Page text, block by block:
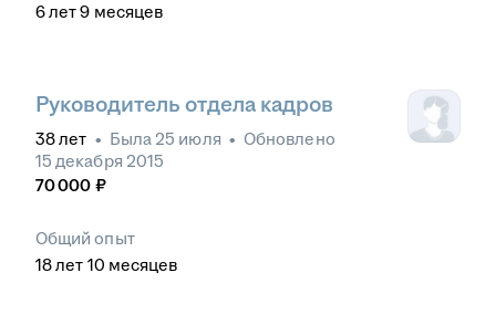
6лет 9 месяцев
Руководитель отдела кадров
38лет • Была 25 июля • Обновлено
15 декабря 2015
70 000 ₽
Общий опыт
18лет 10 месяцев